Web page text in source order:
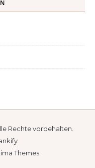
Rechte vorbehalten.
Themes